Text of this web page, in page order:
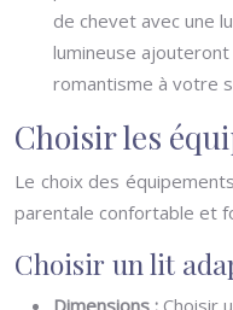
de chevet avec une
lumineuse
romantisme à votre
Choisir les
Le choix des
parentale confortable et
Choisir un lit
Dimensions : Choisir